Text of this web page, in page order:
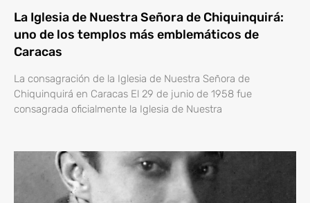
La Iglesia de Nuestra Señora de Chiquinquirá:
uno de los templos más emblemáticos de
Caracas
La consagración de la Iglesia de Nuestra Señora de
Chiquinquirá en Caracas El 29 de junio de 1958 fue
consagrada oficialmente la Iglesia de Nuestra